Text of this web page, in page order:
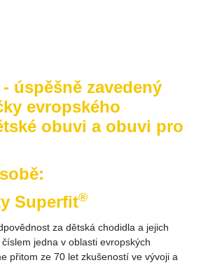
- úspěšně zavedený
evropského
obuvi a obuvi pro
Superfit®
za dětská chodidla a jejich
jedna v oblasti evropských
přitom ze 70 let zkušeností ve vývoji a